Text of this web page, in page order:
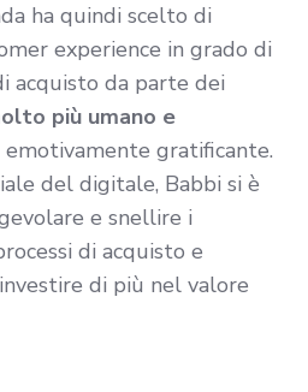
ha quindi scelto di
experience in grado di
acquisto da parte dei
più umano e
gratificante.
del digitale, Babbi si è
e snellire i
di acquisto e
di più nel valore